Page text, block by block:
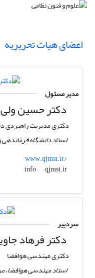
اعضای هیات تحریریه
مدیر مسئول
دکتر حسین
دکتری مدیریت راهبردی
استاد دانشگاه
www.qjmst.ir/
info
qjmst.ir
سردبیر
دکتر فرهاد
دکتری مهندسی هوافضا
استاد مهندسی هوافضا،